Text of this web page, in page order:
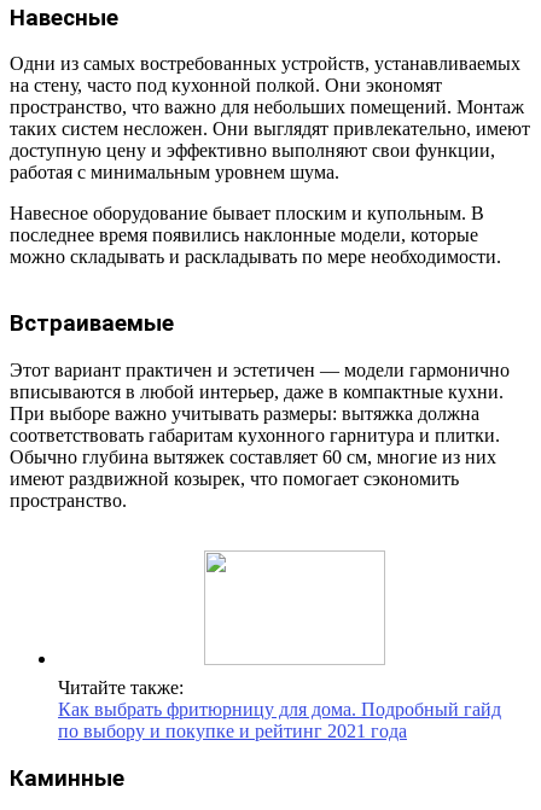
Навесные
Одни из самых востребованных устройств, устанавливаемых
на стену, часто под кухонной полкой. Они экономят
пространство, что важно для небольших помещений. Монтаж
таких систем несложен. Они выглядят привлекательно, имеют
доступную цену и эффективно выполняют свои функции,
работая с минимальным уровнем шума.
Навесное оборудование бывает плоским и купольным. В
последнее время появились наклонные модели, которые
можно складывать и раскладывать по мере необходимости.
Встраиваемые
Этот вариант практичен и эстетичен — модели гармонично
вписываются в любой интерьер, даже в компактные кухни.
При выборе важно учитывать размеры: вытяжка должна
соответствовать габаритам кухонного гарнитура и плитки.
Обычно глубина вытяжек составляет 60 см, многие из них
имеют раздвижной козырек, что помогает сэкономить
пространство.
Читайте также:
Как выбрать фритюрницу для дома. Подробный гайд
по выбору и покупке и рейтинг 2021 года
Каминные